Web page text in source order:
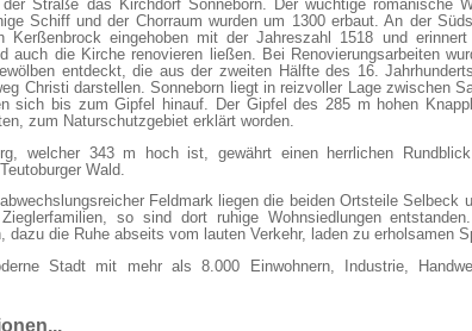
Straße das Kirchdorf Sonneborn. Der wuchtige romanische
Schiff und der Chorraum wurden um 1300 erbaut. An der
Kerßenbrock eingehoben mit der Jahreszahl 1518 und
auch die Kirche renovieren ließen. Bei Renovierungsarbeiten
entdeckt, die aus der zweiten Hälfte des 16.
Christi darstellen. Sonneborn liegt in reizvoller Lage zwischen
sich bis zum Gipfel hinauf. Der Gipfel des 285 m hohen
zum Naturschutzgebiet erklärt worden.
welcher 343 m hoch ist, gewährt einen herrlichen
Wald.
Feldmark liegen die beiden Ortsteile Selbeck
so sind dort ruhige Wohnsiedlungen
die Ruhe abseits vom lauten Verkehr, laden zu erholsamen
Stadt mit mehr als 8.000 Einwohnern, Industrie,